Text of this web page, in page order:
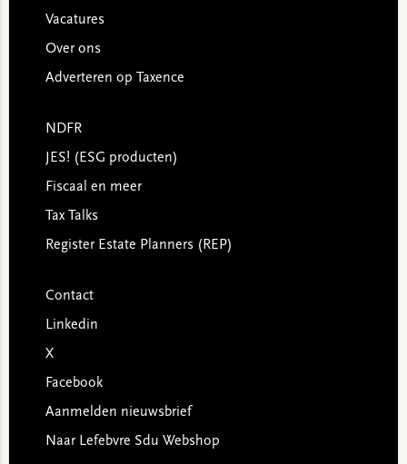
Vacatures
Over ons
Adverteren op Taxence
NDFR
JES! (ESG producten)
Fiscaal en meer
Tax Talks
Register Estate Planners (REP)
Contact
Linkedin
X
Facebook
Aanmelden nieuwsbrief
Naar Lefebvre Sdu Webshop